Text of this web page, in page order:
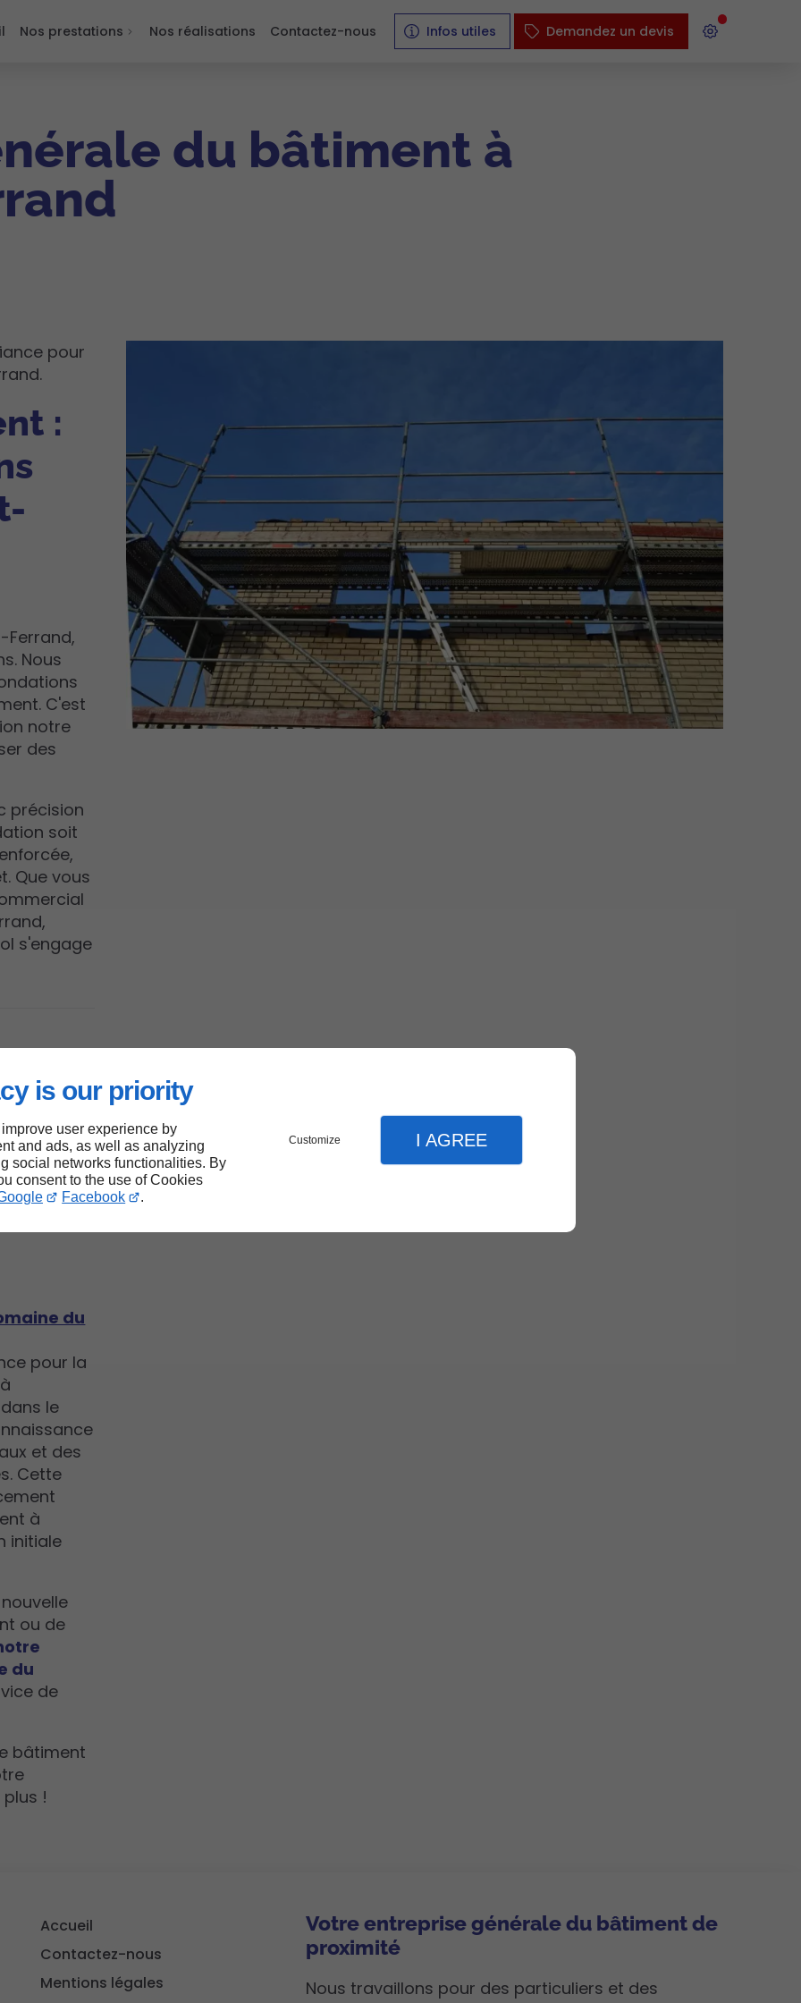
is our priority
user experience by
and ads, as well as analyzing
social networks functionalities. By
consent to the use of Cookies
Facebook .
Customize I AGREE
Nos prestations Nos réalisations Contactez-nous Infos utiles Demandez un devis
du bâtiment à
pour
:
Ferrand,
Nous
C'est
notre
des
précision
soit
Que vous
s'engage
du
pour la
le
et des
Cette
à
initiale
ou de
du
de
bâtiment
!
Accueil
Contactez-nous
Mentions légales
Votre entreprise générale du bâtiment de
proximité
Nous travaillons pour des particuliers et des